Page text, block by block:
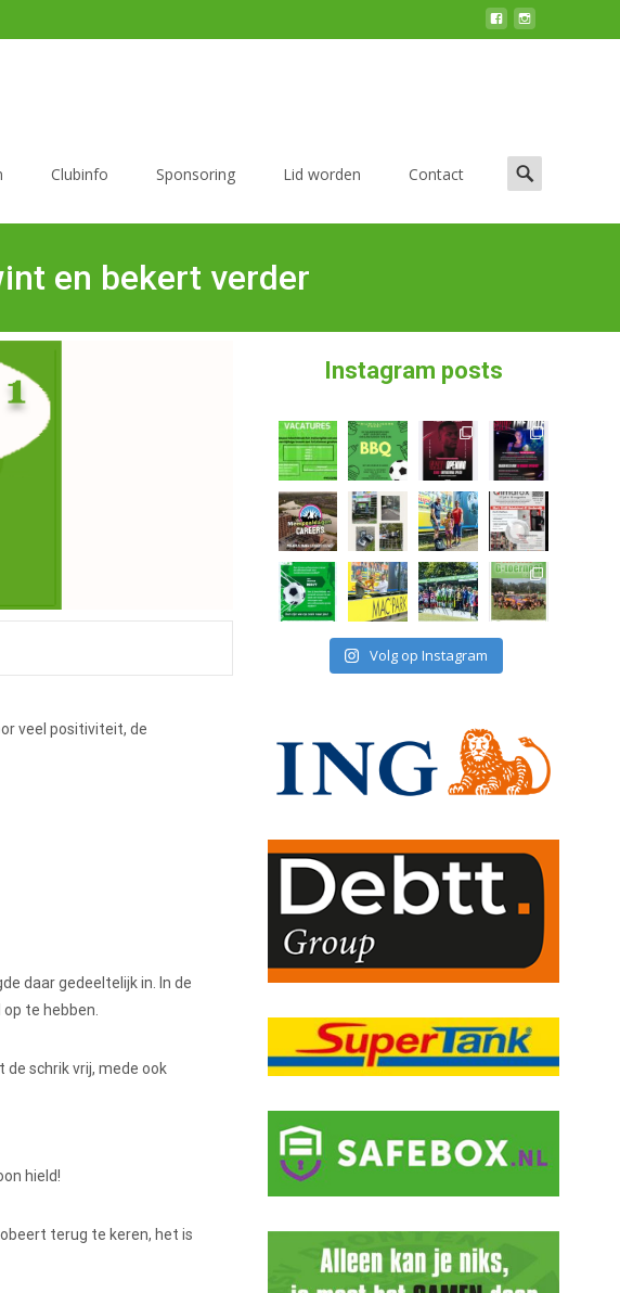
Clubinfo Sponsoring Lid worden Contact
en bekert verder
veel positiviteit, de
daar gedeeltelijk in. In de
te hebben.
schrik vrij, mede ook
hield!
terug te keren, het is
Instagram posts
Volg op Instagram